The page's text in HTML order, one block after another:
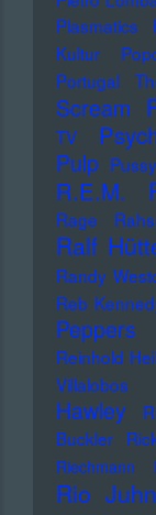
Plasmatics
Kultur
Portugal
Scream
TV
Pulp
R.E.M.
Rage
Ralf
Randy
Reb
Peppers
Reinhold
Villalobos
Hawley
Buckler
Riechmann
Rio